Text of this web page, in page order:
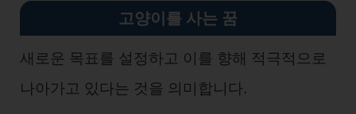
고양이를 사는 꿈
새로운 목표를 설정하고 이를 향해 적극적으로
나아가고 있다는 것을 의미합니다.